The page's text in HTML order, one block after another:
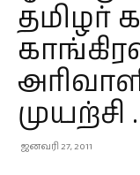
தமிழர்
முயற்சி .
ஜனவரி 27, 2011